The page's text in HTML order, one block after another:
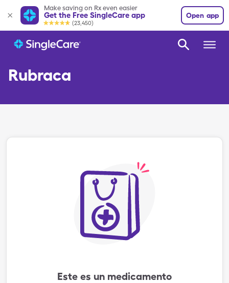
Make saving on Rx even easier
Get the Free SingleCare app
(23,450)
Open app
Rubraca
Este es un medicamento